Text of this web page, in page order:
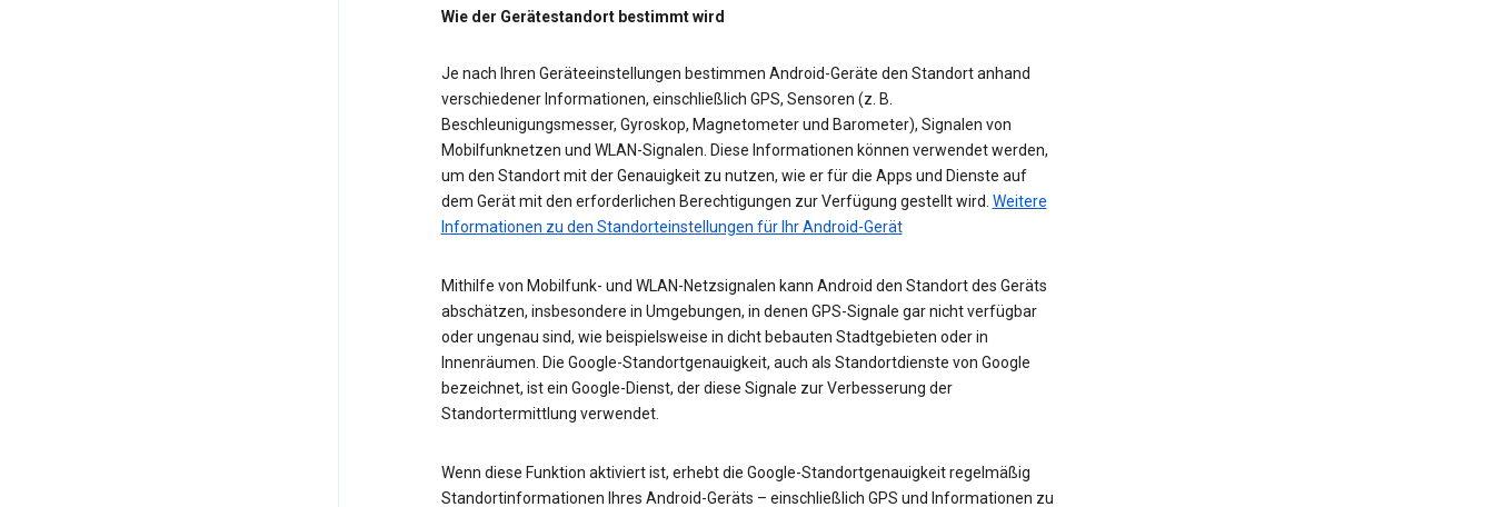
Wie der Gerätestandort bestimmt wird
Je nach Ihren Geräteeinstellungen bestimmen Android-Geräte den Standort anhand
verschiedener Informationen, einschließlich GPS, Sensoren (z. B.
Beschleunigungsmesser, Gyroskop, Magnetometer und Barometer), Signalen von
Mobilfunknetzen und WLAN-Signalen. Diese Informationen können verwendet werden,
um den Standort mit der Genauigkeit zu nutzen, wie er für die Apps und Dienste auf
dem Gerät mit den erforderlichen Berechtigungen zur Verfügung gestellt wird. Weitere
Informationen zu den Standorteinstellungen für Ihr Android-Gerät
Mithilfe von Mobilfunk- und WLAN-Netzsignalen kann Android den Standort des Geräts
abschätzen, insbesondere in Umgebungen, in denen GPS-Signale gar nicht verfügbar
oder ungenau sind, wie beispielsweise in dicht bebauten Stadtgebieten oder in
Innenräumen. Die Google-Standortgenauigkeit, auch als Standortdienste von Google
bezeichnet, ist ein Google-Dienst, der diese Signale zur Verbesserung der
Standortermittlung verwendet.
Wenn diese Funktion aktiviert ist, erhebt die Google-Standortgenauigkeit regelmäßig
Standortinformationen Ihres Android-Geräts – einschließlich GPS und Informationen zu